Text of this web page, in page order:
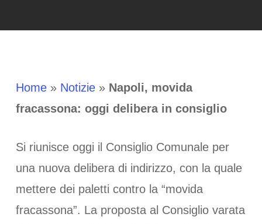
Home» Notizie» Napoli, movida
fracassona: oggi delibera in consiglio
Si riunisce oggi il Consiglio Comunale per
una nuova delibera di indirizzo, con la quale
mettere dei paletti contro la “movida
fracassona”. La proposta al Consiglio varata